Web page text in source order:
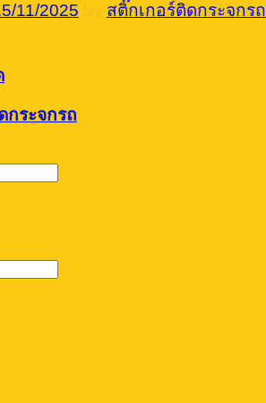
กระจกรถ
11/2025 สติ๊กเกอร์ติดกระจกรถ